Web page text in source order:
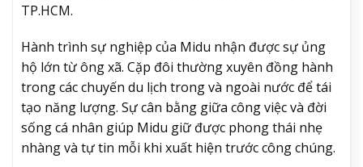
TP.HCM.
Hành trình sự nghiệp của Midu nhận được sự ủng
hộ lớn từ ông xã. Cặp đôi thường xuyên đồng hành
trong các chuyến du lịch trong và ngoài nước để tái
tạo năng lượng. Sự cân bằng giữa công việc và đời
sống cá nhân giúp Midu giữ được phong thái nhẹ
nhàng và tự tin mỗi khi xuất hiện trước công chúng.